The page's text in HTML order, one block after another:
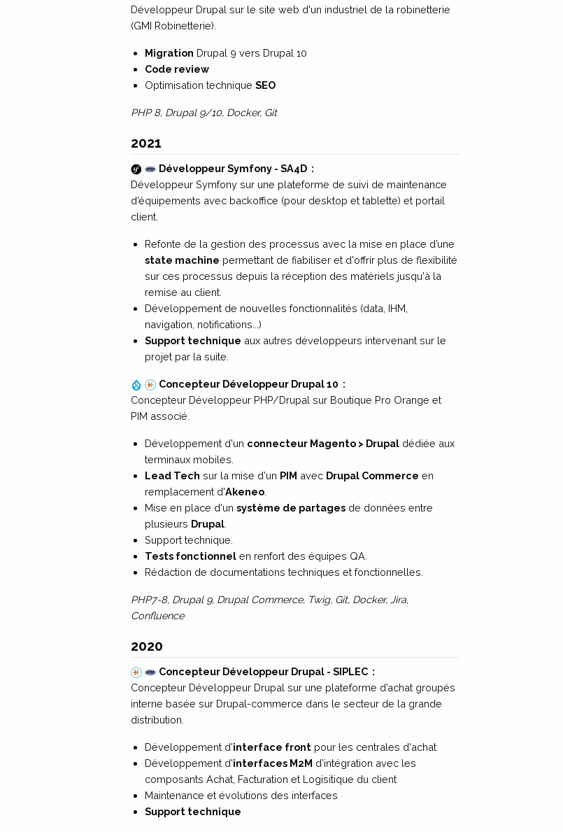
Développeur Drupal sur le site web d'un industriel de la robinetterie
(GMI Robinetterie).
Migration Drupal 9 vers Drupal 10
Code review
Optimisation technique SEO
PHP 8, Drupal 9/10, Docker, Git
2021
Développeur Symfony - SA4D :
Développeur Symfony sur une plateforme de suivi de maintenance
d’équipements avec backoffice (pour desktop et tablette) et portail
client.
Refonte de la gestion des processus avec la mise en place d’une
state machine permettant de fiabiliser et d'offrir plus de flexibilité
sur ces processus depuis la réception des matériels jusqu'à la
remise au client.
Développement de nouvelles fonctionnalités (data, IHM,
navigation, notifications...)
Support technique aux autres développeurs intervenant sur le
projet par la suite.
Concepteur Développeur Drupal 10 :
Concepteur Développeur PHP/Drupal sur Boutique Pro Orange et
PIM associé.
Développement d'un connecteur Magento > Drupal dédiée aux
terminaux mobiles.
Lead Tech sur la mise d'un PIM avec Drupal Commerce en
remplacement d'Akeneo
Mise en place d'un système de partages de données entre
plusieurs Drupal
Support technique.
Tests fonctionnel en renfort des équipes QA.
Rédaction de documentations techniques et fonctionnelles.
PHP7-8, Drupal 9, Drupal Commerce, Twig, Git, Docker, Jira,
Confluence
2020
Concepteur Développeur Drupal - SIPLEC :
Concepteur Développeur Drupal sur une plateforme d’achat groupés
interne basée sur Drupal-commerce dans le secteur de la grande
distribution.
Développement d'interface front pour les centrales d'achat
Développement d'interfaces M2M d’intégration avec les
composants Achat, Facturation et Logisitique du client
Maintenance et évolutions des interfaces
Support technique